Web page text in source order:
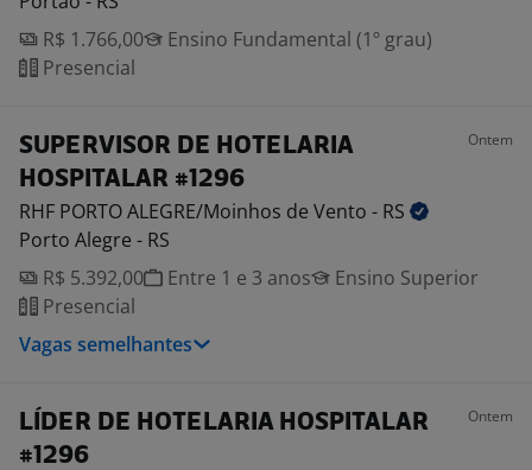
R$ 1.766,00
Ensino Fundamental (1º grau)
Presencial
SUPERVISOR DE HOTELARIA
HOSPITALAR #1296
Ontem
RHF PORTO ALEGRE/Moinhos de Vento - RS
Porto Alegre - RS
R$ 5.392,00
Entre 1 e 3 anos
Ensino Superior
Presencial
Vagas semelhantes
LÍDER DE HOTELARIA HOSPITALAR
#1296
Ontem